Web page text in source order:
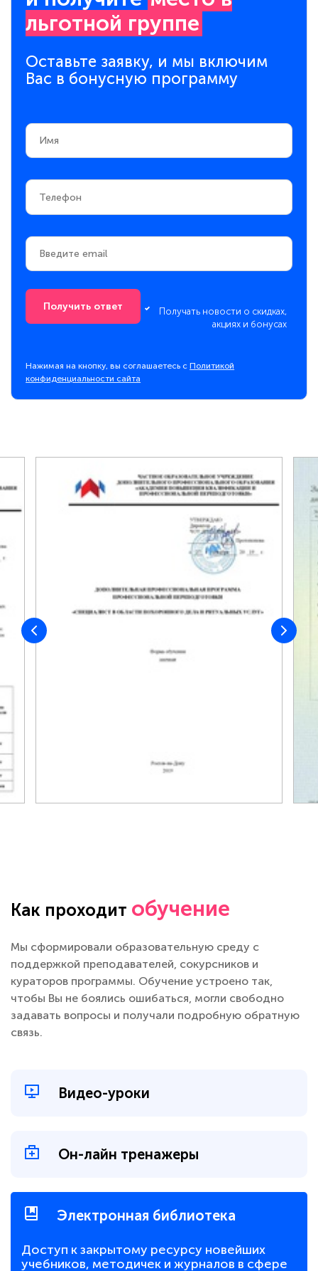
льготной группе
Оставьте заявку, и мы включим
Вас в бонусную программу
Получить ответ
Получать новости о скидках,
акциях и бонусах
Нажимая на кнопку, вы соглашаетесь сПолитикой
конфиденциальности сайта
Как проходит обучение
Мы сформировали образовательную среду с
поддержкой преподавателей, сокурсников и
кураторов программы. Обучение устроено так,
чтобы Вы не боялись ошибаться, могли свободно
задавать вопросы и получали подробную обратную
связь.
Видео-уроки
Он-лайн тренажеры
Электронная библиотека
Доступ к закрытому ресурсу новейших
учебников, методичек и журналов в сфере